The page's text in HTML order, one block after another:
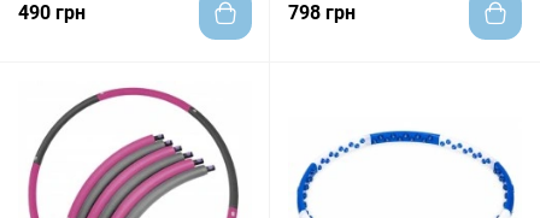
490 грн 798 грн